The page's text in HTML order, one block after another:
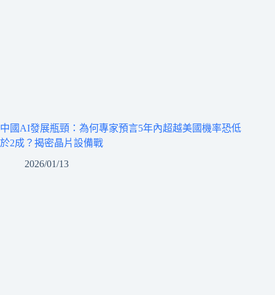
中國AI發展瓶頸：為何專家預言5年內超越美國機率恐低
於2成？揭密晶片設備戰
2026/01/13